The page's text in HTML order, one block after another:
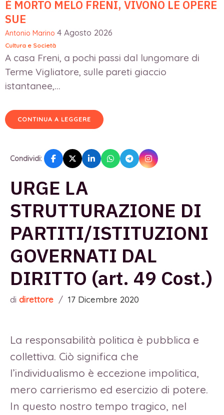
È MORTO MELO FRENI, VIVONO LE OPERE
SUE
Antonio Marino 4 Agosto 2026
Cultura e Società
A casa Freni, a pochi passi dal lungomare di
Terme Vigliatore, sulle pareti giaccio
istantanee,...
CONTINUA A LEGGERE
Condividi:
URGE LA
STRUTTURAZIONE DI
PARTITI/ISTITUZIONI
GOVERNATI DAL
DIRITTO (art. 49 Cost.)
di direttore / 17 Dicembre 2020
La responsabilità politica è pubblica e
collettiva. Ciò significa che
l’individualismo è eccezione impolitica,
mero carrierismo ed esercizio di potere.
In questo nostro tempo tragico, nel